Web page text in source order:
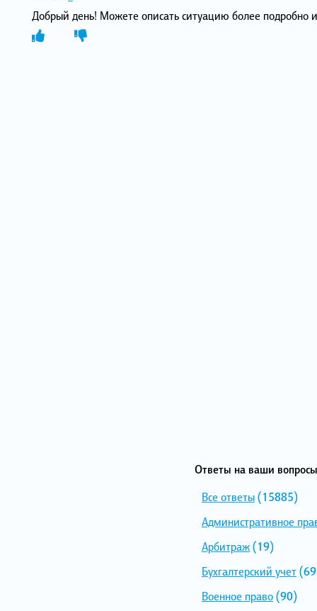
Добрый день! Можете описать ситуацию более подробно
Ответы на ваши
Все ответы(15885)
Административное
Арбитраж(19)
Бухгалтерский учет
Военное право(90)